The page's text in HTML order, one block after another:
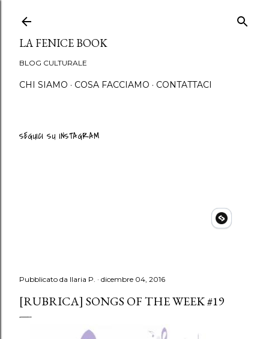
Passa ai contenuti principali
LA FENICE BOOK
BLOG CULTURALE
CHI SIAMO COSA FACCIAMO CONTATTACI
SEGUICI SU INSTAGRAM
Pubblicato da Ilaria P. dicembre 04, 2016
[RUBRICA] SONGS OF THE WEEK #19